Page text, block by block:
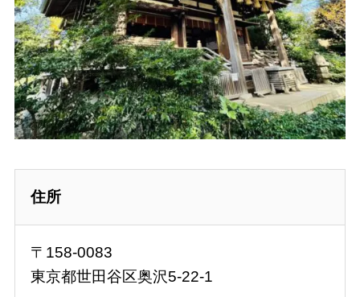
住所
〒158-0083
東京都世田谷区奥沢5-22-1